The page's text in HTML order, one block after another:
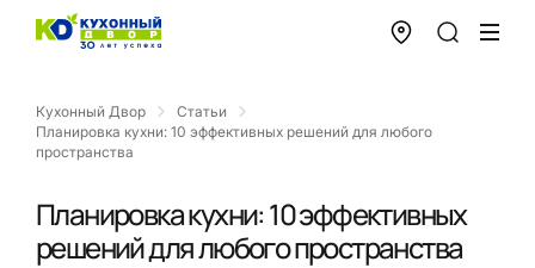
Кухонный Двор
Статьи
Планировка кухни: 10 эффективных решений для любого
пространства
Планировка кухни: 10 эффективных
решений для любого пространства